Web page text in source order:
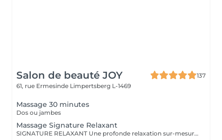
Salon de beauté JOY
137
61, rue Ermesinde Limpertsberg L-1469
Massage 30 minutes
Dos ou jambes
Massage Signature Relaxant
SIGNATURE RELAXANT Une profonde relaxation sur-mesure avec ce massage signature réalisé avec les iconiques essences d'estime, huiles végétales 100% biologiques. Pour être profondément détendu.e. Inspiré du modelage californien, le massage signature relaxant associe les mouvements lents, fluides, enveloppants, harmonieux, qui enveloppent le corps dans sa globalité.